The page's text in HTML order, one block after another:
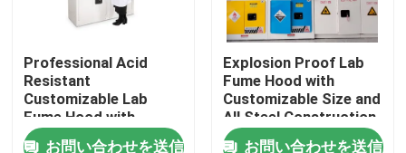
Professional Acid
Resistant
Customizable Lab
Fume Hood with
Seven-inch LCD Touch
お問い合わせを送信
Explosion Proof Lab
Fume Hood with
Customizable Size and
All Steel Construction
for Safe Chemical
お問い合わせを送信